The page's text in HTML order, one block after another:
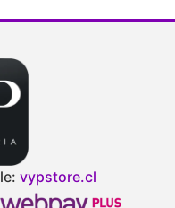
vypstore.cl